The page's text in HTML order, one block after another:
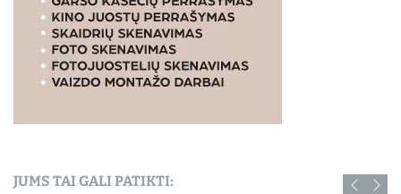
JUMS TAI GALI PATIKTI: